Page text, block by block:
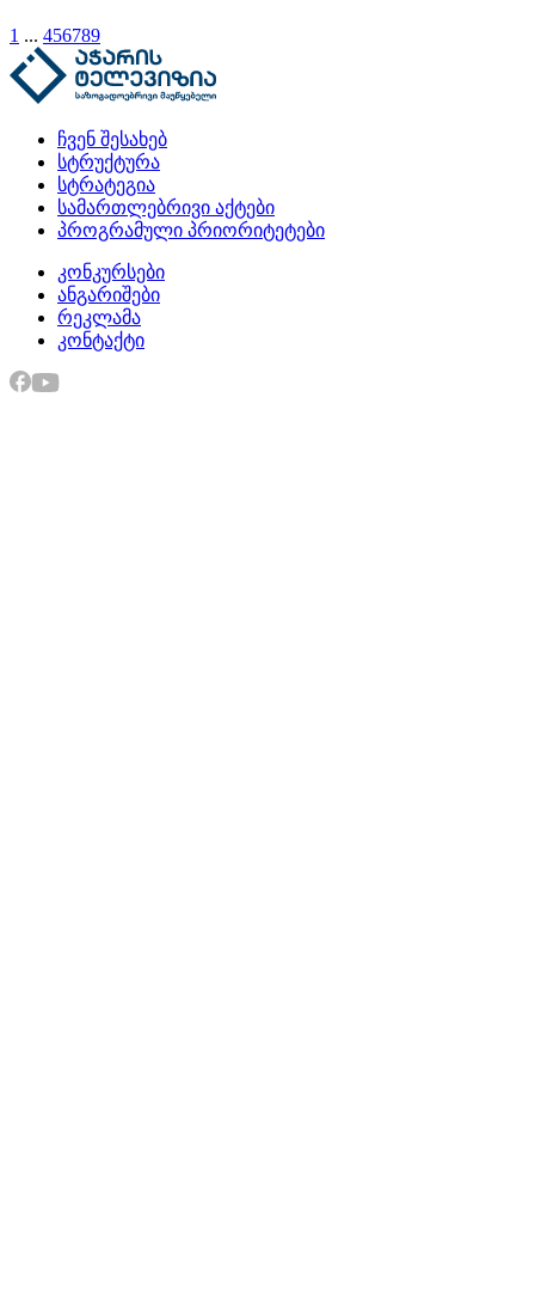
1 ... 456789
ჩვენ შესახებ
სტრუქტურა
სტრატეგია
სამართლებრივი აქტები
პროგრამული პრიორიტეტები
კონკურსები
ანგარიშები
რეკლამა
კონტაქტი